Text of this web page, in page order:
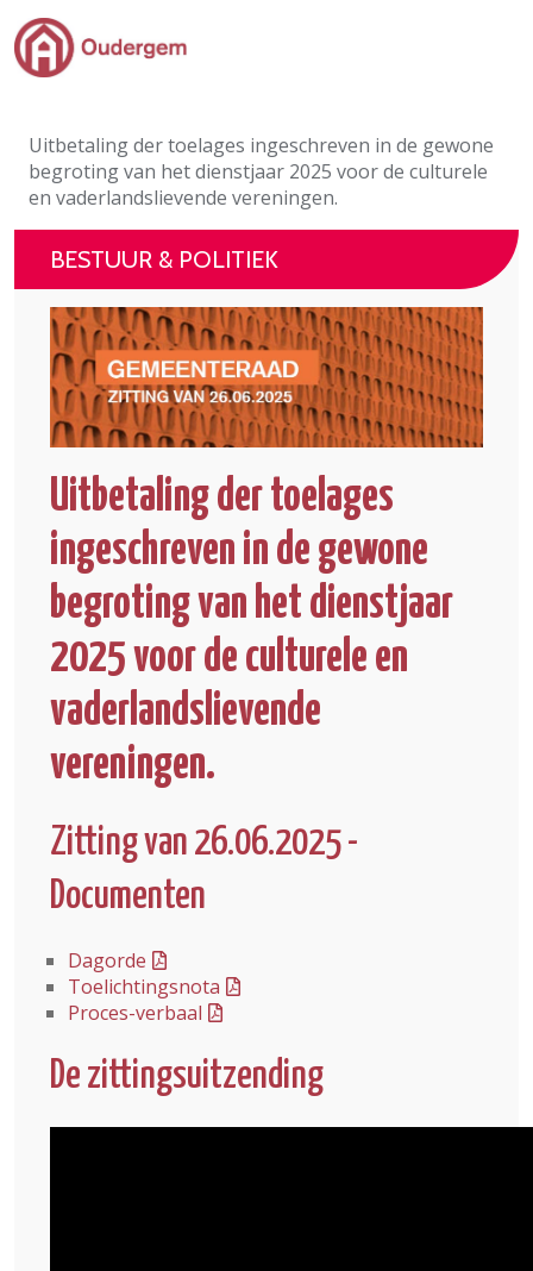
Ga naar de hoofdinhoud
Evenementen & Verenigingen
eLoket
Leven in Oudergem
In 1 klik
Uitbetaling der toelages ingeschreven in de gewone
begroting van het dienstjaar 2025 voor de culturele
en vaderlandslievende vereningen.
BESTUUR & POLITIEK
Uitbetaling der toelages
ingeschreven in de gewone
begroting van het dienstjaar
2025 voor de culturele en
vaderlandslievende
vereningen.
Zitting van 26.06.2025 -
Documenten
Dagorde
Toelichtingsnota
Proces-verbaal
De zittingsuitzending